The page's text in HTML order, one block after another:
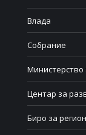
Влада
Собрание
Министерство
Центар за
Биро за